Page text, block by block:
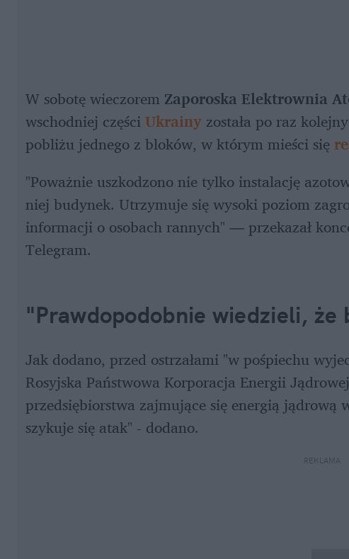
W sobotę wieczorem Zaporoska Elektrownia
wschodniej części Ukrainy została po raz
pobliżu jednego z bloków, w którym mieści się
"Poważnie uszkodzono nie tylko instalację
niej budynek. Utrzymuje się wysoki poziom
informacji o osobach rannych" — przekazał
Telegram.
"Prawdopodobnie wiedzieli, że
Jak dodano, przed ostrzałami "w pośpiechu
Rosyjska Państwowa Korporacja Energii
przedsiębiorstwa zajmujące się energią jądrową
szykuje się atak" - dodano.
REKLAMA